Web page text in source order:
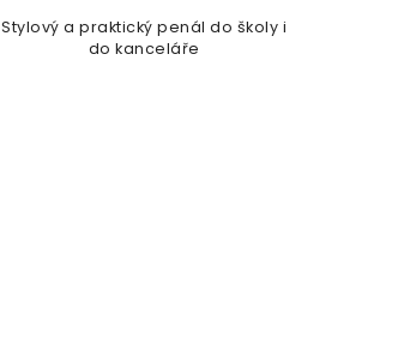
Stylový a praktický penál do školy i
do kanceláře